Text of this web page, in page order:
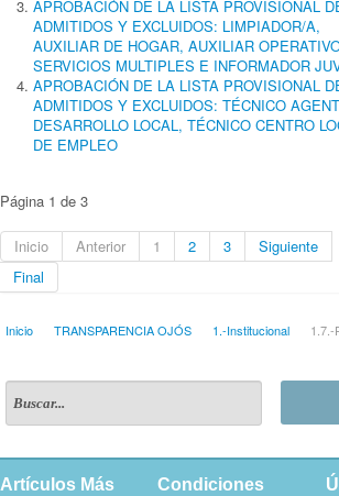
APROBACIÓN DE LA LISTA PROVISIONAL
ADMITIDOS Y EXCLUIDOS: LIMPIADOR/A,
AUXILIAR DE HOGAR, AUXILIAR
SERVICIOS MULTIPLES E INFORMADOR
APROBACIÓN DE LA LISTA PROVISIONAL
ADMITIDOS Y EXCLUIDOS: TÉCNICO
DESARROLLO LOCAL, TÉCNICO CENTRO
DE EMPLEO
Página 1 de 3
Inicio Anterior 1 2 3
Siguiente
Final
Inicio TRANSPARENCIA OJÓS 1.-Institucional 1.7.-
Artículos Más
Condiciones